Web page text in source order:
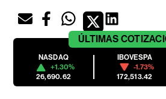
ÚLTIMAS
NASDAQ
+1.30%
26,690.62
IBOVESPA
-1.73%
172,513.42